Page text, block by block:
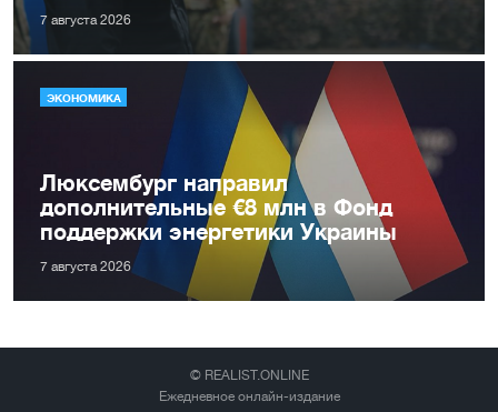
7 августа 2026
ЭКОНОМИКА
Люксембург направил
дополнительные €8 млн в Фонд
поддержки энергетики Украины
7 августа 2026
© REALIST.ONLINE
Ежедневное онлайн-издание